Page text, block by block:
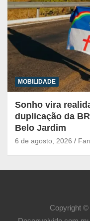
MOBILIDADE
Sonho vira
duplicação da
Belo Jardim
6 de agosto, 2026
Copyright ©